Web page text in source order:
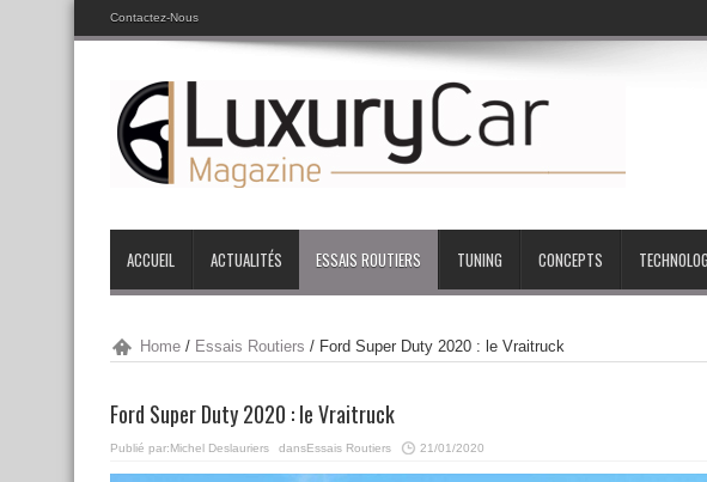
Contactez-Nous
ACCUEIL ACTUALITÉS ESSAIS ROUTIERS TUNING CONCEPTS
Home / Essais Routiers / Ford Super Duty 2020 : le Vraitruck
Ford Super Duty 2020 : le Vraitruck
Publié par:Michel Deslauriers dansEssais Routiers 21/01/2020